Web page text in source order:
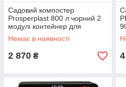
Садовий компостер
Prosperplast 800 л чорний 2
модулі контейнер для
компосту біовідходи
компостування
Немає в наявності
2 870 ₴